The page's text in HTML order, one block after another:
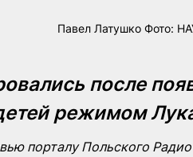
Павел Латушко Фото:
после
режимом
порталу Польского Радио